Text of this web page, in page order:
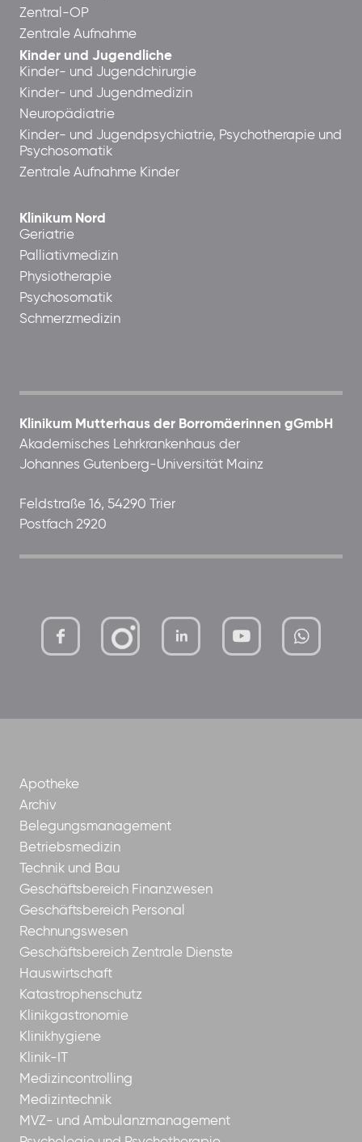
Zentral-OP
Zentrale Aufnahme
Kinder und Jugendliche
Kinder- und Jugendchirurgie
Kinder- und Jugendmedizin
Neuropädiatrie
Kinder- und Jugendpsychiatrie, Psychotherapie und
Psychosomatik
Zentrale Aufnahme Kinder
Klinikum Nord
Geriatrie
Palliativmedizin
Physiotherapie
Psychosomatik
Schmerzmedizin
Klinikum Mutterhaus der Borromäerinnen gGmbH
Akademisches Lehrkrankenhaus der
Johannes Gutenberg-Universität Mainz
Feldstraße 16, 54290 Trier
Postfach 2920
mutterhaus-xMBTtqOwC1KKBww
Apotheke
Archiv
Belegungsmanagement
Betriebsmedizin
Technik und Bau
Geschäftsbereich Finanzwesen
Geschäftsbereich Personal
Rechnungswesen
Geschäftsbereich Zentrale Dienste
Hauswirtschaft
Katastrophenschutz
Klinikgastronomie
Klinikhygiene
Klinik-IT
Medizincontrolling
Medizintechnik
MVZ- und Ambulanzmanagement